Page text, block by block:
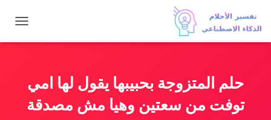
ب
حلم المتزوجة بحبيبها يقول لها امي
توفت من سعتين وهيا مش مصدقة